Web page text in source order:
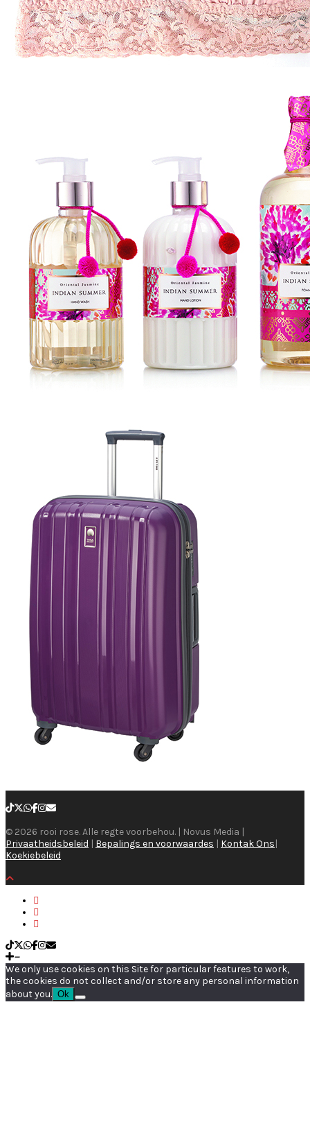
© 2026 rooi rose. Alle regte voorbehou. | Novus Media |
Privaatheidsbeleid | Bepalings en voorwaardes | Kontak Ons|
Koekiebeleid
We only use cookies on this Site for particular features to work,
the cookies do not collect and/or store any personal information
about you. Ok